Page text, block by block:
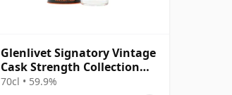
Glenlivet Signatory Vintage
Cask Strength Collection
Single 2006 19 Jahre alt
70cl • 59.9%